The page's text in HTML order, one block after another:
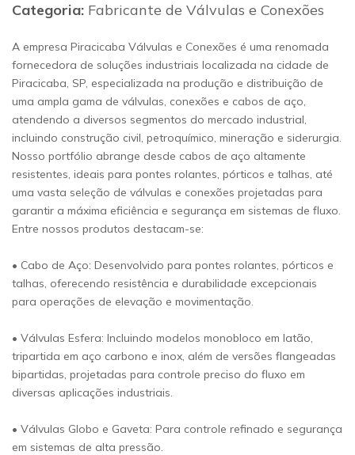
Categoria: Fabricante de Válvulas e Conexões
A empresa Piracicaba Válvulas e Conexões é uma renomada
fornecedora de soluções industriais localizada na cidade de
Piracicaba, SP, especializada na produção e distribuição de
uma ampla gama de válvulas, conexões e cabos de aço,
atendendo a diversos segmentos do mercado industrial,
incluindo construção civil, petroquímico, mineração e siderurgia.
Nosso portfólio abrange desde cabos de aço altamente
resistentes, ideais para pontes rolantes, pórticos e talhas, até
uma vasta seleção de válvulas e conexões projetadas para
garantir a máxima eficiência e segurança em sistemas de fluxo.
Entre nossos produtos destacam-se:
• Cabo de Aço: Desenvolvido para pontes rolantes, pórticos e
talhas, oferecendo resistência e durabilidade excepcionais
para operações de elevação e movimentação.
• Válvulas Esfera: Incluindo modelos monobloco em latão,
tripartida em aço carbono e inox, além de versões flangeadas
bipartidas, projetadas para controle preciso do fluxo em
diversas aplicações industriais.
• Válvulas Globo e Gaveta: Para controle refinado e segurança
em sistemas de alta pressão.